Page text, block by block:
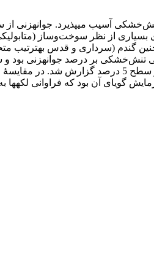
آسیب می­پذیرد. جوانه­زنی از
تنش‌خشکی بر درصد جوانه­زنی